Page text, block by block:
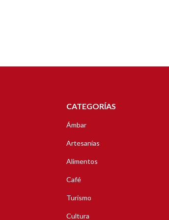
CATEGORÍAS
Ámbar
Artesanías
Alimentos
Café
Turismo
Cultura